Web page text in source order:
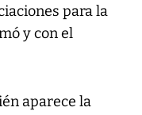
para la
y con el
aparece la